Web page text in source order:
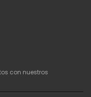
con nuestros